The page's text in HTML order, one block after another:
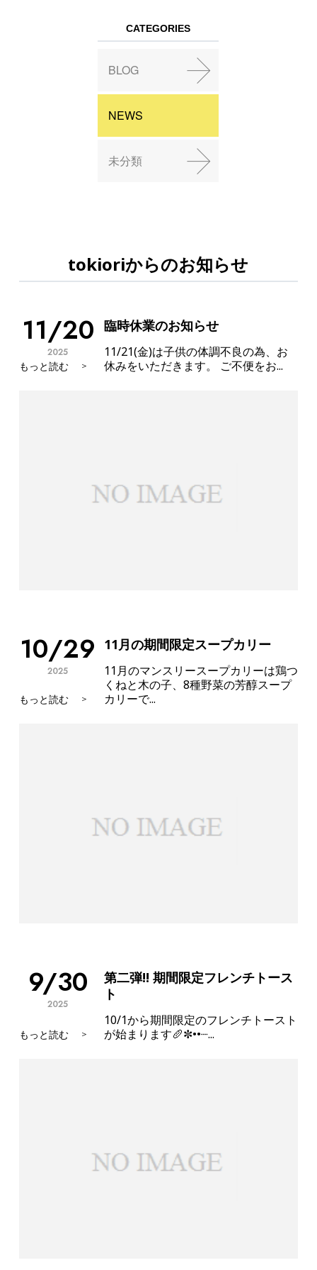
tokioriからのお知らせ
11/20
2025
臨時休業のお知らせ
11/21(金)は子供の体調不良の為、お
休みをいただきます。 ご不便をお...
もっと読む
10/29
2025
11月の期間限定スープカリー
11月のマンスリースープカリーは鶏つ
くねと木の子、8種野菜の芳醇スープ
カリーで...
もっと読む
9/30
2025
第二弾!! 期間限定フレンチトース
ト
10/1から期間限定のフレンチトースト
が始まります🥖⁡✼••┈...
もっと読む
CATEGORIES
BLOG
NEWS
未分類